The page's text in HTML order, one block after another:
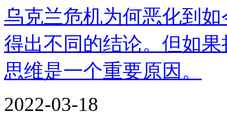
乌克兰危机为何恶化到
得出不同的结论。但如
思维是一个重要原因。
2022-03-18